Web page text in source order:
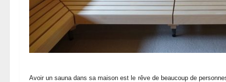
Avoir un sauna dans sa maison est le rêve de beaucoup de